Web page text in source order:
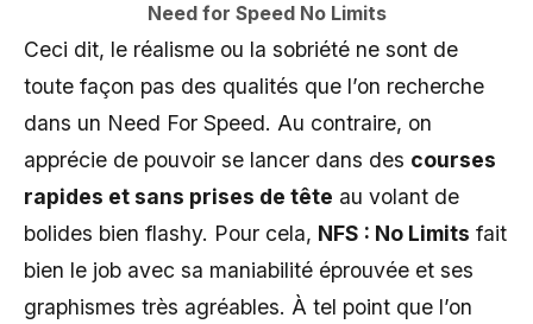
Need for Speed No Limits
Ceci dit, le réalisme ou la sobriété ne sont de
toute façon pas des qualités que l’on recherche
dans un Need For Speed. Au contraire, on
apprécie de pouvoir se lancer dans des courses
rapides et sans prises de tête au volant de
bolides bien flashy. Pour cela, NFS : No Limits fait
bien le job avec sa maniabilité éprouvée et ses
graphismes très agréables. À tel point que l’on